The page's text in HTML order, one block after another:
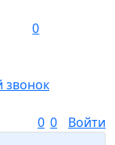
0
звонок
0 0 Войти